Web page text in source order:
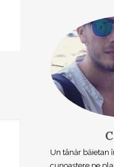
Un tânăr băietan